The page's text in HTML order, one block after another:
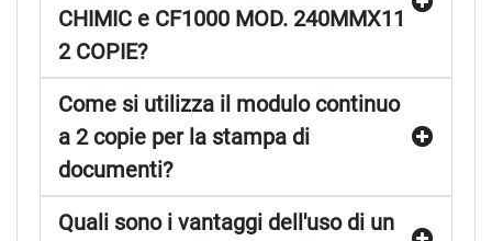
CHIMIC e CF1000 MOD. 240MMX11
2 COPIE?
Come si utilizza il modulo continuo
a 2 copie per la stampa di
documenti?
Quali sono i vantaggi dell'uso di un